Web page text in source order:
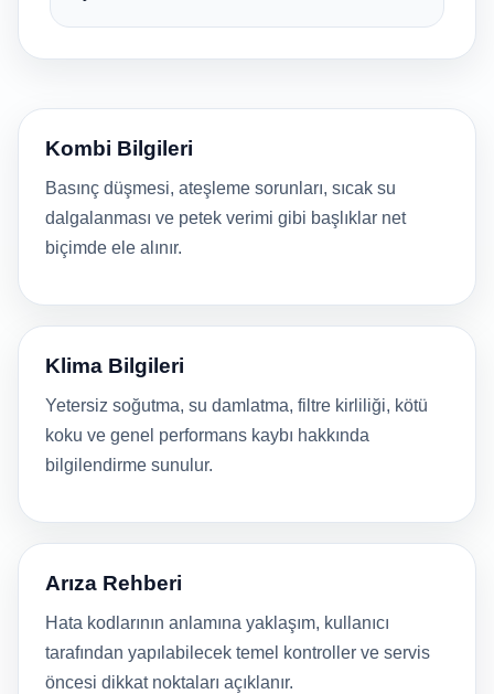
Kombi Bilgileri
Basınç düşmesi, ateşleme sorunları, sıcak su
dalgalanması ve petek verimi gibi başlıklar net
biçimde ele alınır.
Klima Bilgileri
Yetersiz soğutma, su damlatma, filtre kirliliği, kötü
koku ve genel performans kaybı hakkında
bilgilendirme sunulur.
Arıza Rehberi
Hata kodlarının anlamına yaklaşım, kullanıcı
tarafından yapılabilecek temel kontroller ve servis
öncesi dikkat noktaları açıklanır.